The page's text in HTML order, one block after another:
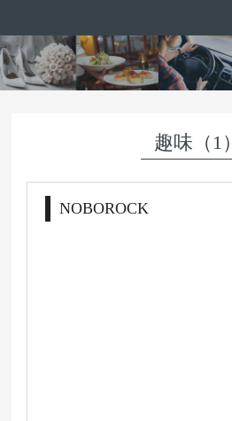
趣味（1）
NOBOROCK